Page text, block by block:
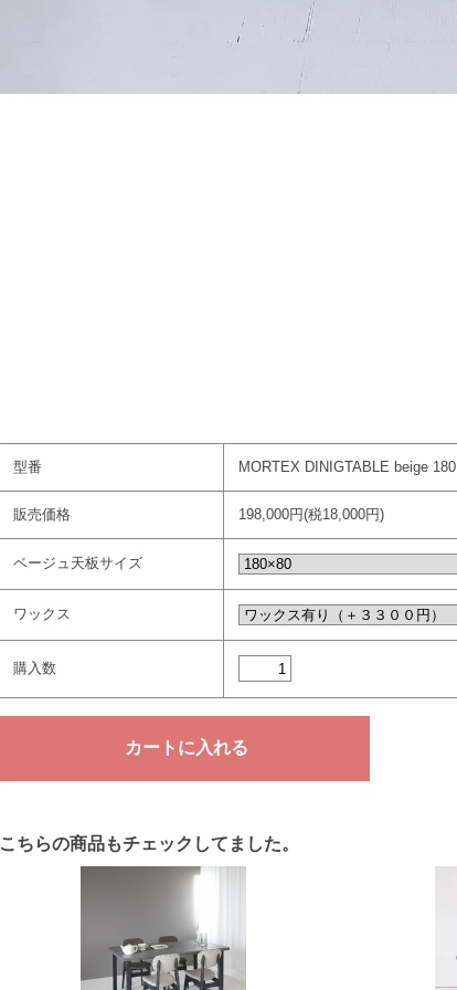
型番 MORTEX DINIGTABLE beige 180
販売価格 198,000円(税18,000円)
ベージュ天板サイズ
ワックス
購入数
こちらの商品もチェックしてました。